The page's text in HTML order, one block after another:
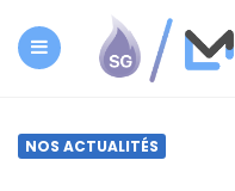
SG
Autorépondeur
NOS ACTUALITÉS